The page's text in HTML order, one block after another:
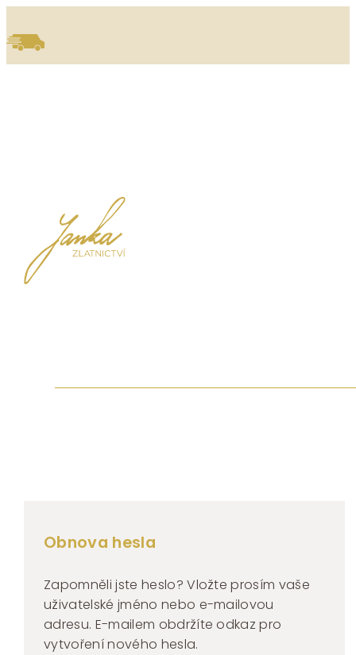
Obnova hesla
Zapomněli jste heslo? Vložte prosím vaše
uživatelské jméno nebo e-mailovou
adresu. E-mailem obdržíte odkaz pro
vytvoření nového hesla.